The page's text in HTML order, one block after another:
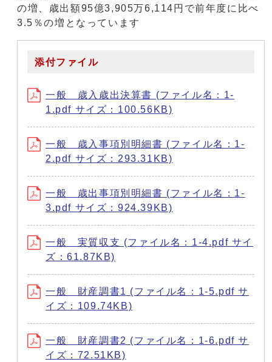
の増、歳出額95億3,905万6,114円で前年度に比べ
3.5％の増となっています
添付ファイル
一般 歳入歳出決算書 (ファイル名：1-
1.pdf サイズ：100.56KB)
一般 歳入事項別明細書 (ファイル名：1-
2.pdf サイズ：293.31KB)
一般 歳出事項別明細書 (ファイル名：1-
3.pdf サイズ：924.39KB)
一般 実質収支 (ファイル名：1-4.pdf サイ
ズ：61.87KB)
一般 財産調書1 (ファイル名：1-5.pdf サ
イズ：109.74KB)
一般 財産調書2 (ファイル名：1-6.pdf サ
イズ：72.51KB)